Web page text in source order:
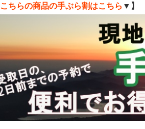
こちらの商品の手ぶら割はこちら ▼】